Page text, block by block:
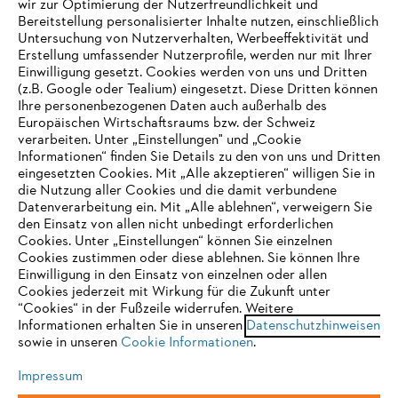
Häufig gestellte Fragen
Support
Datenschutz Impressum Cookies
Rechtliche Informationen
STIHL VERTRIEBS AG, 8617 Mönchaltorf
IHR BROWSER WIRD NICHT
UNTERSTÜTZT
Sie nutzen einen Browser, den wir noch nicht unterstützen. Für
eine optimale Nutzung unserer Seite empfehlen wir Ihnen, zu
einem der folgenden Browser zu wechseln:
wir zur Optimierung der Nutzerfreundlichkeit und
Bereitstellung personalisierter Inhalte nutzen, einschließlich
Untersuchung von Nutzerverhalten, Werbeeffektivität und
Erstellung umfassender Nutzerprofile, werden nur mit Ihrer
Einwilligung gesetzt. Cookies werden von uns und Dritten
(z.B. Google oder Tealium) eingesetzt. Diese Dritten können
Ihre personenbezogenen Daten auch außerhalb des
Europäischen Wirtschaftsraums bzw. der Schweiz
verarbeiten. Unter „Einstellungen" und „Cookie
Informationen“ finden Sie Details zu den von uns und Dritten
eingesetzten Cookies. Mit „Alle akzeptieren“ willigen Sie in
die Nutzung aller Cookies und die damit verbundene
Datenverarbeitung ein. Mit „Alle ablehnen“, verweigern Sie
den Einsatz von allen nicht unbedingt erforderlichen
Cookies. Unter „Einstellungen“ können Sie einzelnen
Cookies zustimmen oder diese ablehnen. Sie können Ihre
Einwilligung in den Einsatz von einzelnen oder allen
Cookies jederzeit mit Wirkung für die Zukunft unter
“Cookies“ in der Fußzeile widerrufen. Weitere
Informationen erhalten Sie in unseren Datenschutzhinweisen
sowie in unseren Cookie Informationen.
Impressum